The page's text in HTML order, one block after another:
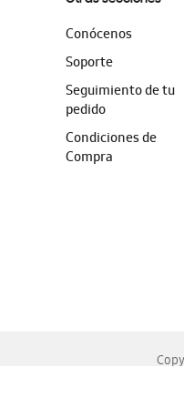
Conócenos
Soporte
Seguimiento de tu
pedido
Condiciones de
Compra